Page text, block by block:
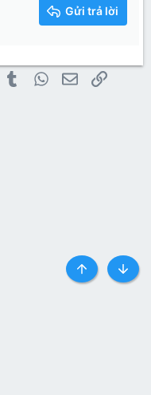
MS
Tăng lề
Justify text
Heading 3
Gửi trả lời
TumblrWhatsApp
EmailLink
Top